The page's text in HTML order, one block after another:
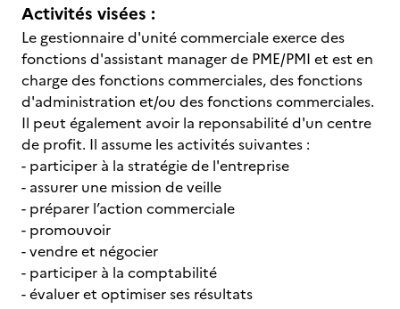
Activités visées :
Le gestionnaire d'unité commerciale exerce des
fonctions d'assistant manager de PME/PMI et est en
charge des fonctions commerciales, des fonctions
d'administration et/ou des fonctions commerciales.
Il peut également avoir la reponsabilité d'un centre
de profit. Il assume les activités suivantes :
- participer à la stratégie de l'entreprise
- assurer une mission de veille
- préparer l’action commerciale
- promouvoir
- vendre et négocier
- participer à la comptabilité
- évaluer et optimiser ses résultats